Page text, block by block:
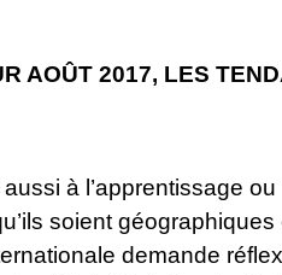
AOÛT 2017, LES
à l’apprentissage
soient
demande